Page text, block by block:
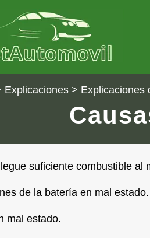
Explicaciones > Explicaciones
suficiente combustible al
de la batería en mal estado.
mal estado.